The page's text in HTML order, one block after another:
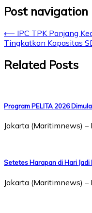
Post navigation
⟵ IPC TPK Panjang
Tingkatkan Kapasitas
Related Posts
Program PELITA 2026
Jakarta (Maritimnews)
Setetes Harapan di Hari Jadi
Jakarta (Maritimnews)